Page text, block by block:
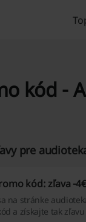
kód -
pre
kód: zľava -4€
na stránke
a získajte tak